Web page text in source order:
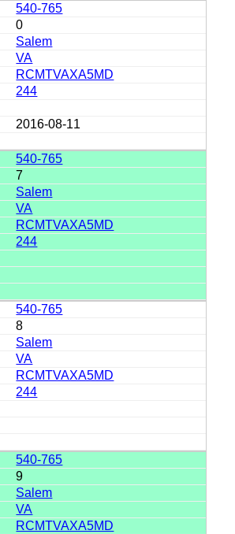
540-765
0
Salem
VA
RCMTVAXA5MD
244
2016-08-11
540-765
7
Salem
VA
RCMTVAXA5MD
244
540-765
8
Salem
VA
RCMTVAXA5MD
244
540-765
9
Salem
VA
RCMTVAXA5MD